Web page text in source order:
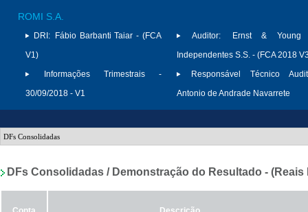
ROMI S.A.
DRI:
Fábio Barbanti Taiar - (FCA
V1)
Informações Trimestrais -
30/09/2018 - V1
Auditor:
Ernst & Young
Independentes S.S. - (FCA 2018
Responsável Técnico
Antonio de Andrade Navarrete